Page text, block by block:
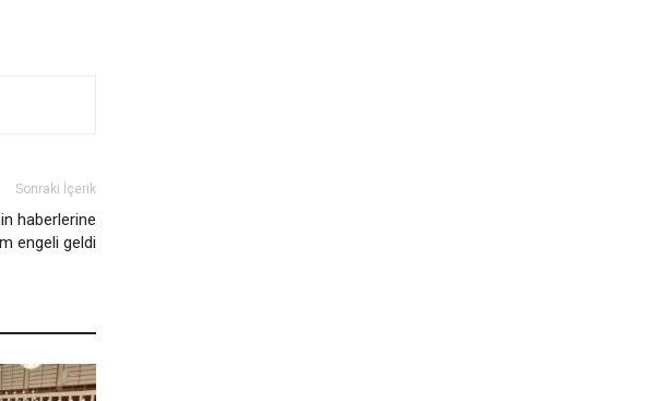
Sonraki İçerik
haberlerine
engeli geldi